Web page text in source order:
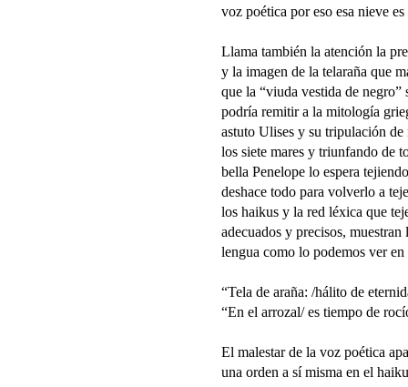
voz poética por eso esa nieve
Llama también la atención la
y la imagen de la telaraña que
que la “viuda vestida de negro”
podría remitir a la mitología
astuto Ulises y su tripulación
los siete mares y triunfando de
bella Penelope lo espera
deshace todo para volverlo a
los haikus y la red léxica que
adecuados y precisos,
lengua como lo podemos ver
“Tela de araña: /hálito de
“En el arrozal/ es tiempo de
El malestar de la voz poética
una orden a sí misma en el